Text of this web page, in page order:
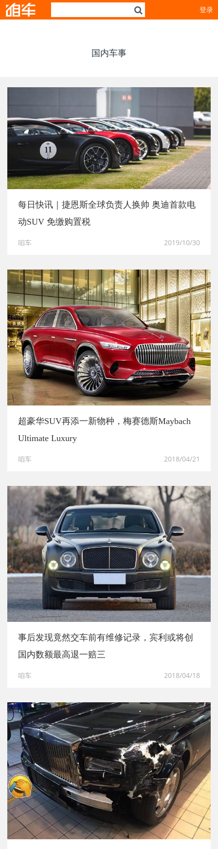
登录
国内车事
每日快讯｜捷恩斯全球负责人换帅 奥迪首款电
动SUV 免缴购置税
咱车 2019/10/30
超豪华SUV再添一新物种，梅赛德斯Maybach
Ultimate Luxury
咱车 2018/04/21
事后发现竟然交车前有维修记录，宾利或将创
国内数额最高退一赔三
咱车 2018/04/18